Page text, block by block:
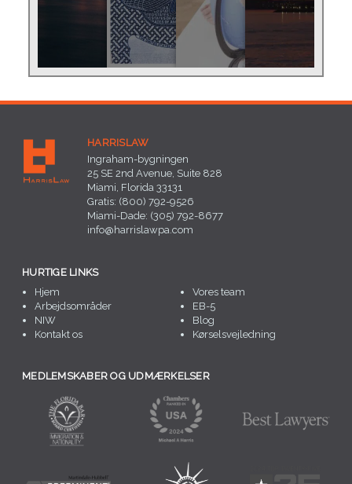
HARRISLAW
Ingraham-bygningen
25 SE 2nd Avenue, Suite 828
Miami, Florida 33131
Gratis: (800) 792-9526
Miami-Dade: (305) 792-8677
info@harrislawpa.com
HURTIGE LINKS
Hjem
Vores team
Arbejdsområder
EB-5
NIW
Blog
Kontakt os
Kørselsvejledning
MEDLEMSKABER OG UDMÆRKELSER